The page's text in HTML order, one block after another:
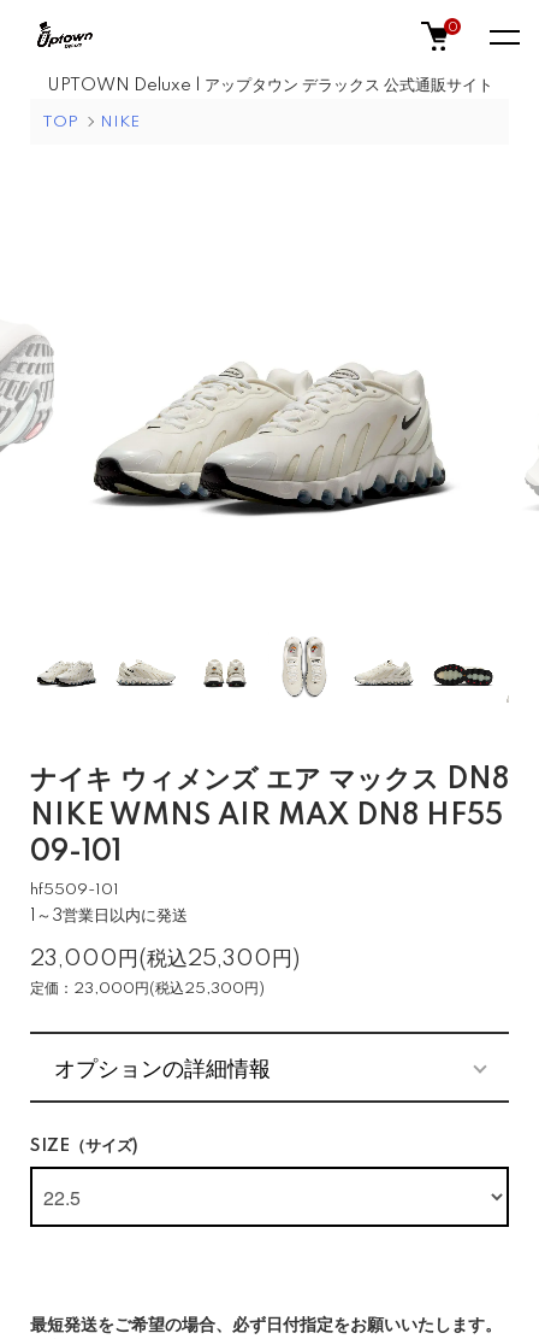
UPTOWN Deluxe | アップタウン デラックス 公式通販サイト
0
TOP NIKE
ナイキ ウィメンズ エア マックス DN8
NIKE WMNS AIR MAX DN8 HF55
09-101
hf5509-101
1～3営業日以内に発送
23,000円(税込25,300円)
定価：23,000円(税込25,300円)
オプションの詳細情報
SIZE（サイズ)
最短発送をご希望の場合、必ず日付指定をお願いいたします。